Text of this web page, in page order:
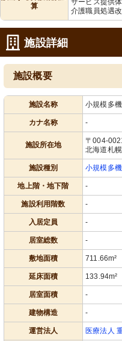
算
サービス提供
介護職員処遇
施設詳細
施設概要
施設名称 小規模多
カナ名称 -
施設所在地
〒004-
北海道札
施設種別 小規模多
地上階・地下階 -
施設利用階数 -
入居定員 -
居室総数 -
敷地面積 711.66m²
延床面積 133.94m²
居室面積 -
建物構造 -
運営法人 医療法人